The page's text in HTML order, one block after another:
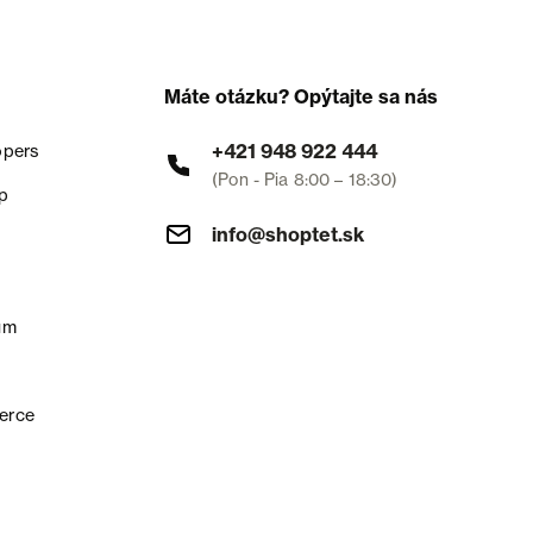
Máte otázku? Opýtajte sa nás
+421 948 922 444
(Pon - Pia 8:00 – 18:30)
info@shoptet.sk